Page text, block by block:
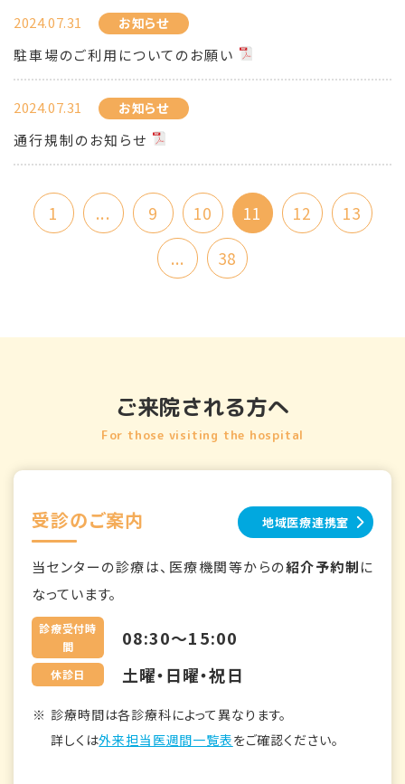
2024.07.31 お知らせ
駐車場のご利用についてのお願い
2024.07.31 お知らせ
通行規制のお知らせ
1 ... 9 10 11 12
13
...
38
ご来院される方へ
For those visiting the hospital
受診のご案内 地域医療連携室
当センターの診療は、医療機関等からの紹介予約制に
なっています。
診療受付時
間
08:30～15:00
休診日 土曜・日曜・祝日
診療時間は各診療科によって異なります。
詳しくは外来担当医週間一覧表をご確認ください。